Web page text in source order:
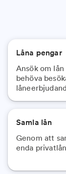
Låna pengar
Ansök om
behöva
Samla lån
Genom att
enda